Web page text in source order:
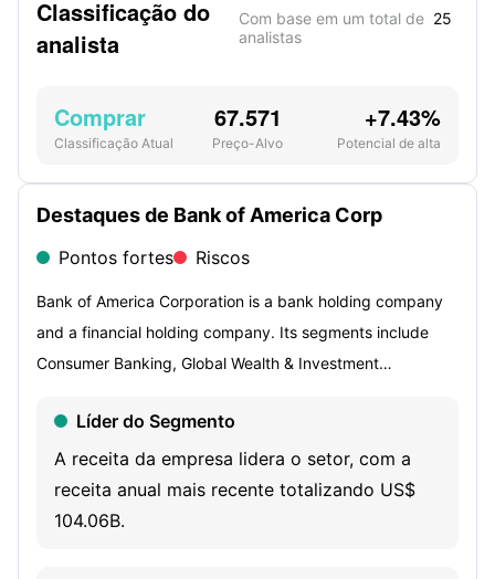
Destaques de Bank of America Corp
Pontos fortes Riscos
Bank of America Corporation is a bank holding company
and a financial holding company. Its segments include
Consumer Banking, Global Wealth & Investment
Consumer Banking segment offers a range of credit,
banking and investment products and services to
consumers and small businesses. The GWIM includes two
businesses: Merrill Wealth Management, which provides
Líder do Segmento
A receita da empresa lidera o setor, com a
receita anual mais recente totalizando US$
104.06B.
Classificação do
analista
Com base em um total de 25
analistas
Comprar
Classificação Atual
67.571
Preço-Alvo
+7.43%
Potencial de alta